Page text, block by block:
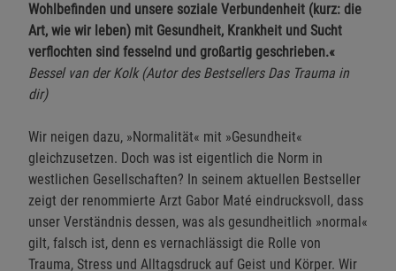
Wohlbefinden und unsere soziale Verbundenheit (kurz: die
Art, wie wir leben) mit Gesundheit, Krankheit und Sucht
verflochten sind fesselnd und großartig geschrieben.«
Bessel van der Kolk (Autor des Bestsellers Das Trauma in
dir)
Wir neigen dazu, »Normalität« mit »Gesundheit«
gleichzusetzen. Doch was ist eigentlich die Norm in
westlichen Gesellschaften? In seinem aktuellen Bestseller
zeigt der renommierte Arzt Gabor Maté eindrucksvoll, dass
unser Verständnis dessen, was als gesundheitlich »normal«
gilt, falsch ist, denn es vernachlässigt die Rolle von
Trauma, Stress und Alltagsdruck auf Geist und Körper. Wir